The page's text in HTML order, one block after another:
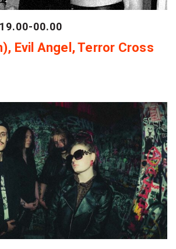
00.00
Evil Angel, Terror Cross